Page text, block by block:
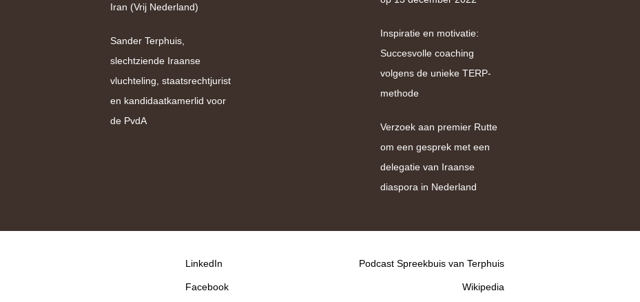
Iran (Vrij Nederland)
Sander Terphuis,
slechtziende Iraanse
vluchteling, staatsrechtjurist
en kandidaatkamerlid voor
de PvdA
Inspiratie en motivatie:
Succesvolle coaching
volgens de unieke TERP-
methode
Verzoek aan premier Rutte
om een gesprek met een
delegatie van Iraanse
diaspora in Nederland
LinkedIn
Facebook
Podcast Spreekbuis van Terphuis
Wikipedia